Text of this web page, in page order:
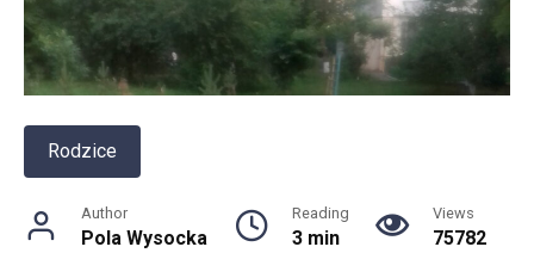
Rodzice
Author
Pola Wysocka
Reading
3 min
Views
75782